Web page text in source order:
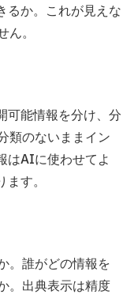
るか。これが見えな
。
可能情報を分け、分
類のないままイン
はAIに使わせてよ
す。
。誰がどの情報を
。出典表示は精度